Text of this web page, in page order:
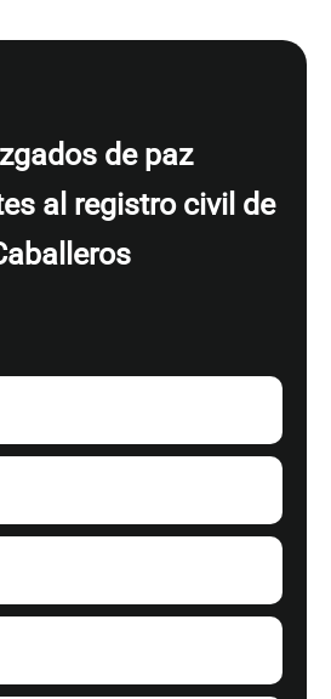
de paz
al registro civil de